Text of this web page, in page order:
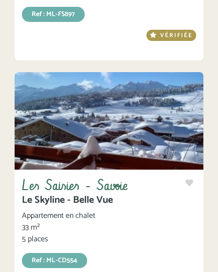
Ref : ML-FS897
VÉRIFIÉE
Les Saisies - Savoie
Le Skyline - Belle Vue
Appartement en chalet
33 m²
5 places
Ref : ML-CD554